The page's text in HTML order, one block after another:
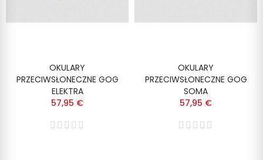
OKULARY
PRZECIWSŁONECZNE GOG
ELEKTRA
57,95 €
OKULARY
PRZECIWSŁONECZNE GOG
SOMA
57,95 €